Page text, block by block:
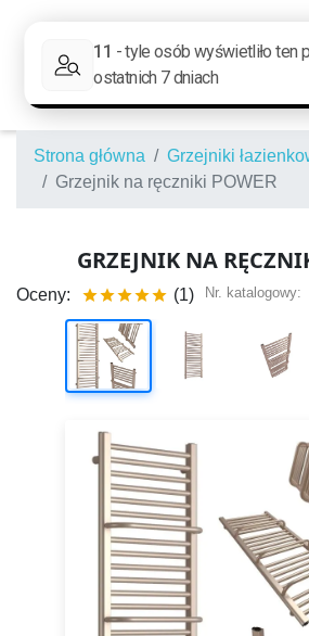
Strona główna
Grzejniki
Grzejnik na ręczniki POWER
GRZEJNIK NA
Oceny:  (1) Nr. katalogowy: